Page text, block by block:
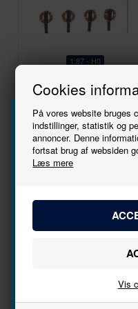
Cookies
På vores website bruges
indstillinger, statistik og
annoncer. Denne
fortsat brug af websiden
Læs mere
Vis
1:87 - H0
387.494
Lifebuoy on pole
135,00DKK
Bliv den første til